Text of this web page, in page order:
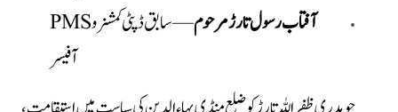
آفتاب رسول تارڑ مرحوم
— سابق ڈپٹی کمشنر و PMS
آفیسر